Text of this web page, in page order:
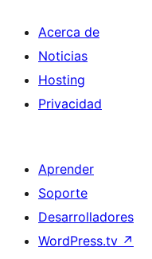
Acerca de
Noticias
Hosting
Privacidad
Aprender
Soporte
Desarrolladores
WordPress.tv ↗